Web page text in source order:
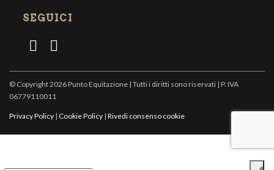
SEGUICI
© Copyright 2026 Punto Equitazione | Tutti i diritti sono riservati | P. IVA
06779110011
Privacy Policy | Cookie Policy | Rivedi consenso cookie